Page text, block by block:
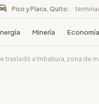
Pico y Placa, Quito:
Minería Economía
trasladó a Imbabura, zona de